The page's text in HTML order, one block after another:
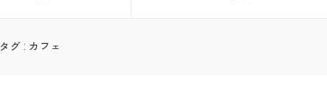
タグ : カフェ